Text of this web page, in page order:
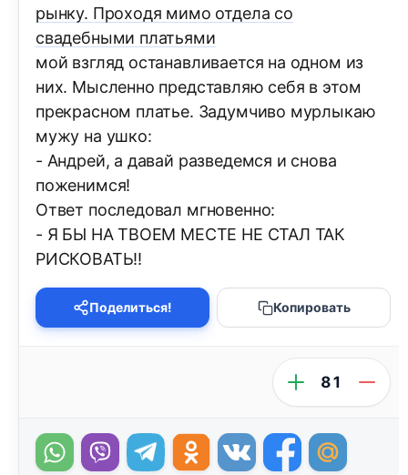
рынку. Проходя мимо отдела со
свадебными платьями
мой взгляд останавливается на одном из
них. Мысленно представляю себя в этом
прекрасном платье. Задумчиво мурлыкаю
мужу на ушко:
- Андрей, а давай разведемся и снова
поженимся!
Ответ последовал мгновенно:
- Я БЫ НА ТВОЕМ МЕСТЕ НЕ СТАЛ ТАК
РИСКОВАТЬ!!
Поделиться! Копировать
81